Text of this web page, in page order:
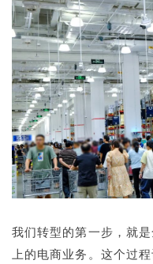
我们转型的第一步，就
上的电商业务。这个过